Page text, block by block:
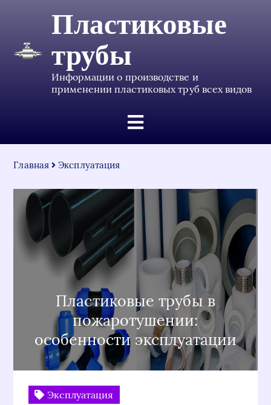
Пластиковые
трубы
Информации о производстве и
применении пластиковых труб всех видов
Главная Эксплуатация
Пластиковые трубы в
пожаротушении:
особенности эксплуатации
Эксплуатация